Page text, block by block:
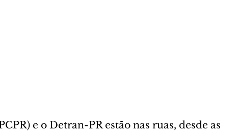
e o Detran-PR estão nas ruas, desde as